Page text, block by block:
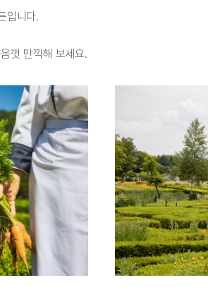
입니다.
껏 만끽해 보세요.